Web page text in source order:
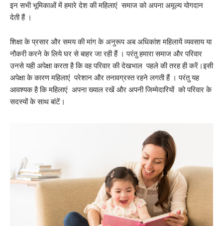
इन सभी भूमिकाओं में हमारे देश की महिलाएं समाज को अपना अमूल्य योगदान
देती हैं ।
शिक्षा के प्रसार और समय की मांग के अनुरूप अब अधिकांश महिलायें व्यवसाय या
नौकरी करने के लिये घर से बाहर जा रही हैं । परंतु हमारा समाज और परिवार
उनसे यही अपेक्षा करता है कि वह परिवार की देखभाल पहले की तरह ही करें।इसी
अपेक्षा के कारण महिलाएं परेशान और तनावग्रस्त रहने लगती हैं । परंतु यह
आवश्यक है कि महिलाएं अपना ख्याल रखें और अपनी जिम्मेदारियों को परिवार के
सदस्यों के साथ बांटें।